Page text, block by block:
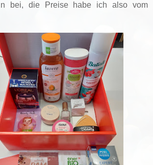
bei, die Preise habe ich also vom